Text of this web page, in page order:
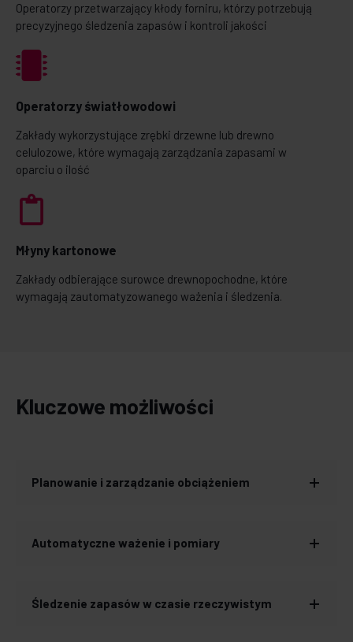
Operatorzy przetwarzający kłody forniru, którzy potrzebują
precyzyjnego śledzenia zapasów i kontroli jakości
Operatorzy światłowodowi
Zakłady wykorzystujące zrębki drzewne lub drewno
celulozowe, które wymagają zarządzania zapasami w
oparciu o ilość
Młyny kartonowe
Zakłady odbierające surowce drewnopochodne, które
wymagają zautomatyzowanego ważenia i śledzenia.
Kluczowe możliwości
Planowanie i zarządzanie obciążeniem
Automatyczne ważenie i pomiary
Śledzenie zapasów w czasie rzeczywistym